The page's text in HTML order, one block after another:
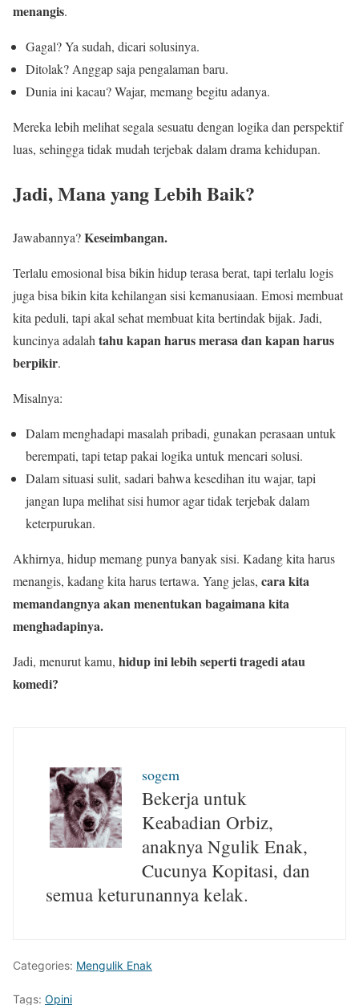
menangis.
Gagal? Ya sudah, dicari solusinya.
Ditolak? Anggap saja pengalaman baru.
Dunia ini kacau? Wajar, memang begitu adanya.
Mereka lebih melihat segala sesuatu dengan logika dan perspektif
luas, sehingga tidak mudah terjebak dalam drama kehidupan.
Jadi, Mana yang Lebih Baik?
Jawabannya?Keseimbangan.
Terlalu emosional bisa bikin hidup terasa berat, tapi terlalu logis
juga bisa bikin kita kehilangan sisi kemanusiaan. Emosi membuat
kita peduli, tapi akal sehat membuat kita bertindak bijak. Jadi,
kuncinya adalah tahu kapan harus merasa dan kapan harus
berpikir.
Misalnya:
Dalam menghadapi masalah pribadi, gunakan perasaan untuk
berempati, tapi tetap pakai logika untuk mencari solusi.
Dalam situasi sulit, sadari bahwa kesedihan itu wajar, tapi
jangan lupa melihat sisi humor agar tidak terjebak dalam
keterpurukan.
Akhirnya, hidup memang punya banyak sisi. Kadang kita harus
menangis, kadang kita harus tertawa. Yang jelas, cara kita
memandangnya akan menentukan bagaimana kita
menghadapinya.
Jadi, menurut kamu, hidup ini lebih seperti tragedi atau
komedi?
sogem
Bekerja untuk
Keabadian Orbiz,
anaknya Ngulik Enak,
Cucunya Kopitasi, dan
semua keturunannya kelak.
Categories: Mengulik Enak
Tags: Opini